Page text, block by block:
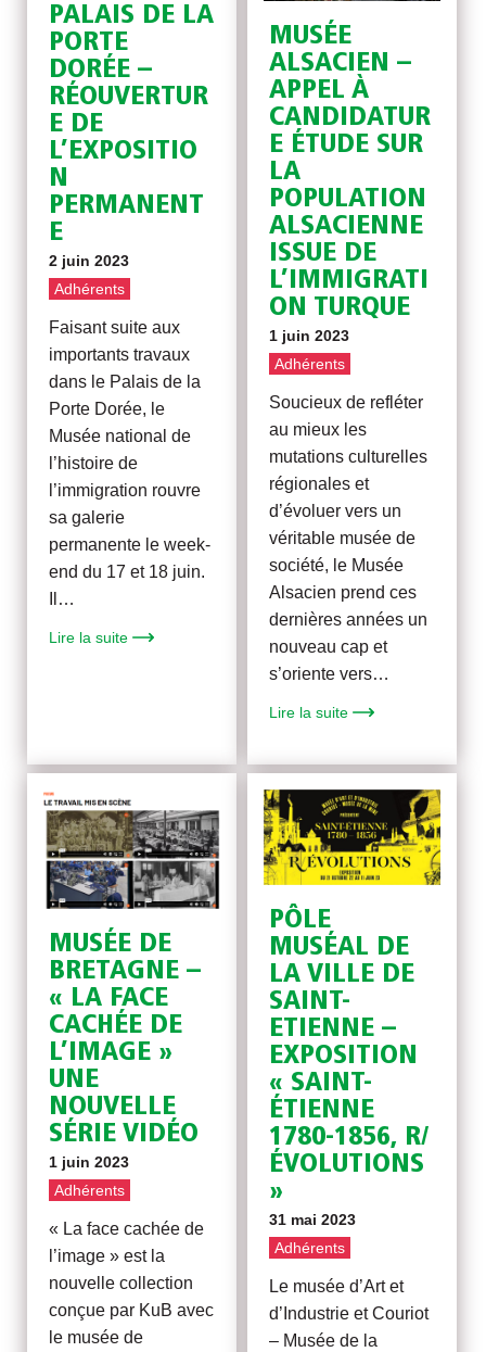
PALAIS DE LA
PORTE
DORÉE –
RÉOUVERTUR
E DE
L’EXPOSITIO
N
PERMANENT
E
2 juin 2023
Adhérents
Faisant suite aux
importants travaux
dans le Palais de la
Porte Dorée, le
Musée national de
l’histoire de
l’immigration rouvre
sa galerie
permanente le week-
end du 17 et 18 juin.
Il…
Lire la suite
MUSÉE
ALSACIEN –
APPEL À
CANDIDATUR
E ÉTUDE SUR
LA
POPULATION
ALSACIENNE
ISSUE DE
L’IMMIGRATI
ON TURQUE
1 juin 2023
Adhérents
Soucieux de refléter
au mieux les
mutations culturelles
régionales et
d’évoluer vers un
véritable musée de
société, le Musée
Alsacien prend ces
dernières années un
nouveau cap et
s’oriente vers…
Lire la suite
MUSÉE DE
BRETAGNE –
« LA FACE
CACHÉE DE
L’IMAGE »
UNE
NOUVELLE
SÉRIE VIDÉO
1 juin 2023
Adhérents
« La face cachée de
l’image » est la
nouvelle collection
conçue par KuB avec
le musée de
PÔLE
MUSÉAL DE
LA VILLE DE
SAINT-
ETIENNE –
EXPOSITION
« SAINT-
ÉTIENNE
1780-1856, R/
ÉVOLUTIONS
»
31 mai 2023
Adhérents
Le musée d’Art et
d’Industrie et Couriot
– Musée de la